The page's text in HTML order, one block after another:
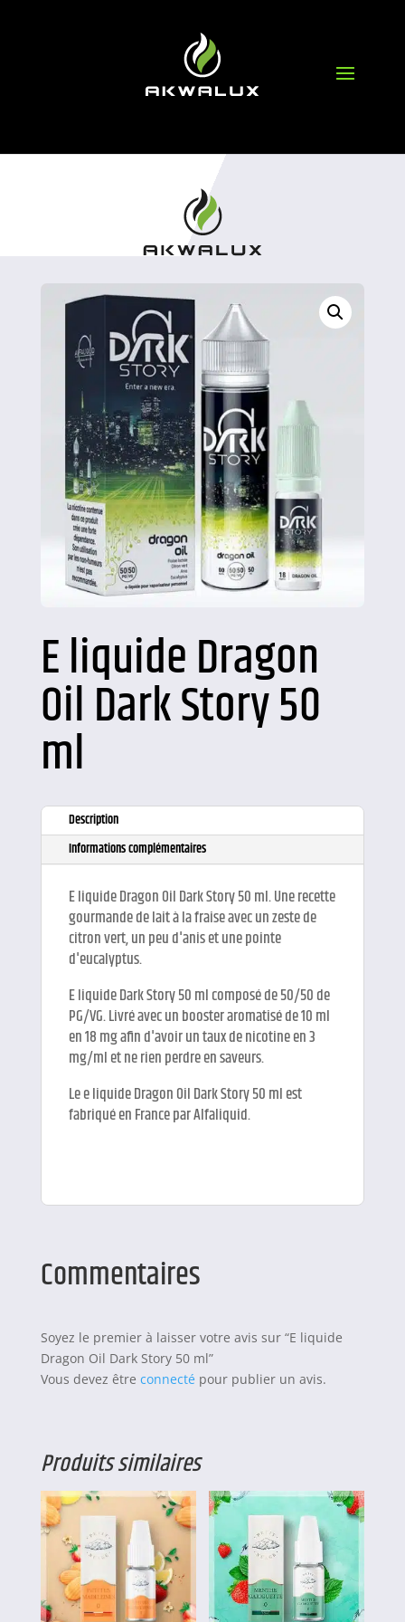
E liquide Dragon
Oil Dark Story 50
ml
Description
Informations complémentaires
E liquide Dragon Oil Dark Story 50 ml. Une recette
gourmande de lait à la fraise avec un zeste de
citron vert, un peu d'anis et une pointe
d'eucalyptus.
E liquide Dark Story 50 ml composé de 50/50 de
PG/VG. Livré avec un booster aromatisé de 10 ml
en 18 mg afin d'avoir un taux de nicotine en 3
mg/ml et ne rien perdre en saveurs.
Le e liquide Dragon Oil Dark Story 50 ml est
fabriqué en France par Alfaliquid.
Commentaires
Soyez le premier à laisser votre avis sur “E liquide
Dragon Oil Dark Story 50 ml”
Vous devez être connecté pour publier un avis.
Produits similaires